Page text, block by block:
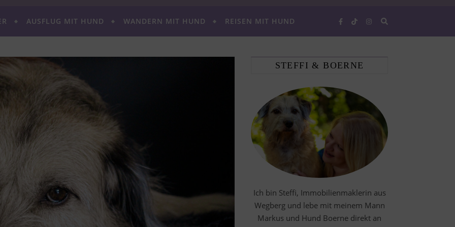
AUSFLUG MIT HUND WANDERN MIT HUND REISEN MIT HUND
STEFFI & BOERNE
Ich bin Steffi, Immobilienmaklerin aus
Wegberg und lebe mit meinem Mann
Markus und Hund Boerne direkt an